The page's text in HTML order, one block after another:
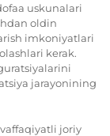
uskunalari
oldin
imkoniyatlari
kerak.
jarayonining
joriy